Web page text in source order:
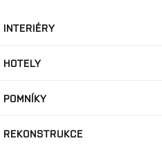
INTERIÉRY
HOTELY
POMNÍKY
REKONSTRUKCE